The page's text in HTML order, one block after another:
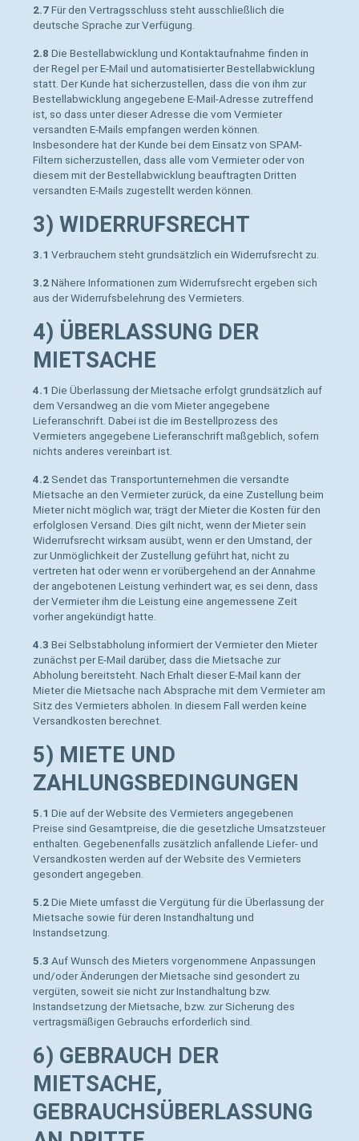
2.7Für den Vertragsschluss steht ausschließlich die
deutsche Sprache zur Verfügung.
2.8 Die Bestellabwicklung und Kontaktaufnahme finden in
der Regel per E-Mail und automatisierter Bestellabwicklung
statt. Der Kunde hat sicherzustellen, dass die von ihm zur
Bestellabwicklung angegebene E-Mail-Adresse zutreffend
ist, so dass unter dieser Adresse die vom Vermieter
versandten E-Mails empfangen werden können.
Insbesondere hat der Kunde bei dem Einsatz von SPAM-
Filtern sicherzustellen, dass alle vom Vermieter oder von
diesem mit der Bestellabwicklung beauftragten Dritten
versandten E-Mails zugestellt werden können.
3) WIDERRUFSRECHT
3.1 Verbrauchern steht grundsätzlich ein Widerrufsrecht zu.
3.2Nähere Informationen zum Widerrufsrecht ergeben sich
aus der Widerrufsbelehrung des Vermieters.
4) ÜBERLASSUNG DER
MIETSACHE
4.1 Die Überlassung der Mietsache erfolgt grundsätzlich auf
dem Versandweg an die vom Mieter angegebene
Lieferanschrift. Dabei ist die im Bestellprozess des
Vermieters angegebene Lieferanschrift maßgeblich, sofern
nichts anderes vereinbart ist.
4.2 Sendet das Transportunternehmen die versandte
Mietsache an den Vermieter zurück, da eine Zustellung beim
Mieter nicht möglich war, trägt der Mieter die Kosten für den
erfolglosen Versand. Dies gilt nicht, wenn der Mieter sein
Widerrufsrecht wirksam ausübt, wenn er den Umstand, der
zur Unmöglichkeit der Zustellung geführt hat, nicht zu
vertreten hat oder wenn er vorübergehend an der Annahme
der angebotenen Leistung verhindert war, es sei denn, dass
der Vermieter ihm die Leistung eine angemessene Zeit
vorher angekündigt hatte.
4.3 Bei Selbstabholung informiert der Vermieter den Mieter
zunächst per E-Mail darüber, dass die Mietsache zur
Abholung bereitsteht. Nach Erhalt dieser E-Mail kann der
Mieter die Mietsache nach Absprache mit dem Vermieter am
Sitz des Vermieters abholen. In diesem Fall werden keine
Versandkosten berechnet.
5) MIETE UND
ZAHLUNGSBEDINGUNGEN
5.1 Die auf der Website des Vermieters angegebenen
Preise sind Gesamtpreise, die die gesetzliche Umsatzsteuer
enthalten. Gegebenenfalls zusätzlich anfallende Liefer- und
Versandkosten werden auf der Website des Vermieters
gesondert angegeben.
5.2Die Miete umfasst die Vergütung für die Überlassung der
Mietsache sowie für deren Instandhaltung und
Instandsetzung.
5.3 Auf Wunsch des Mieters vorgenommene Anpassungen
und/oder Änderungen der Mietsache sind gesondert zu
vergüten, soweit sie nicht zur Instandhaltung bzw.
Instandsetzung der Mietsache, bzw. zur Sicherung des
vertragsmäßigen Gebrauchs erforderlich sind.
6) GEBRAUCH DER
MIETSACHE,
GEBRAUCHSÜBERLASSUNG